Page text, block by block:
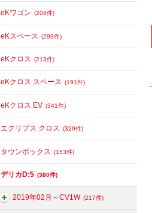
eKワゴン (208件)
eKスペース (299件)
eKクロス (213件)
eKクロス スペース (191件)
eKクロス EV (341件)
エクリプス クロス (329件)
タウンボックス (153件)
デリカD:5 (380件)
2019年02月～CV1W (217件)